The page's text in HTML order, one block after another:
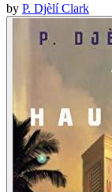
by P. Djèlí Clark